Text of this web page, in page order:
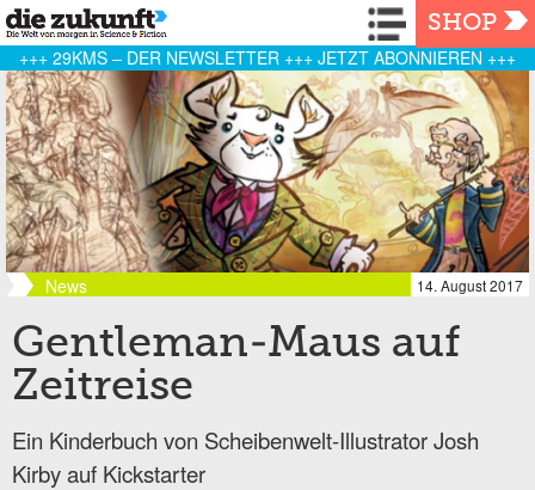
Navigation
SHOP
+++ 29KMS – DER NEWSLETTER +++ JETZT ABONNIEREN +++
News 14. August 2017
Gentleman-Maus auf
Zeitreise
Ein Kinderbuch von Scheibenwelt-Illustrator Josh
Kirby auf Kickstarter